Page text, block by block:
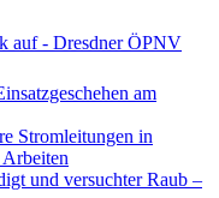
auf - Dresdner ÖPNV
am
Stromleitungen in
und versuchter Raub –